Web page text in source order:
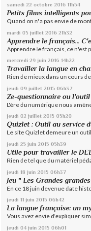
samedi 22 octobre 2016 11h54
Petits films intelligents
Quand on n'a pas envie de
mardi 05 juillet 2016 21h32
Apprendre le français...
Apprendre le français, ce n'est
mercredi 29 juin 2016 14h22
Travailler la langue en
Rien de mieux dans un cours
jeudi 09 juillet 2015 06h37
Ze-questionnaire ou
L'ère du numérique nous
jeudi 02 juillet 2015 05h20
Quizlet : Outil au service
Le site Quizlet demeure un
jeudi 25 juin 2015 05h39
Utile pour travailler le
Rien de tel que du matériel
jeudi 18 juin 2015 06h37
Jeu " Les Grandes
En ce 18 juin devenue date
jeudi 11 juin 2015 06h42
La langue française: un
Vous avez envie d'expliquer
jeudi 04 juin 2015 06h01